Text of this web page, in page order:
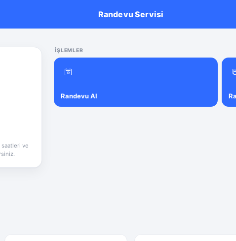
Randevu Servisi
ve
İŞLEMLER
Randevu Al